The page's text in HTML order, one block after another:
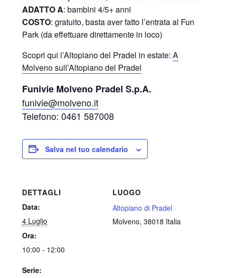
ADATTO A: bambini 4/5+ anni
COSTO: gratuito, basta aver fatto l’entrata al Fun
Park (da effettuare direttamente in loco)
Scopri qui l’Altopiano del Pradel in estate: A
Molveno sull’Altopiano del Pradel
Funivie Molveno Pradel S.p.A.
funivie@molveno.it
Telefono: 0461 587008
Salva nel tuo calendario
DETTAGLI
Data:
4 Luglio
Ora:
10:00 - 12:00
Serie:
LUOGO
Altopiano di Pradel
Molveno, 38018 Italia